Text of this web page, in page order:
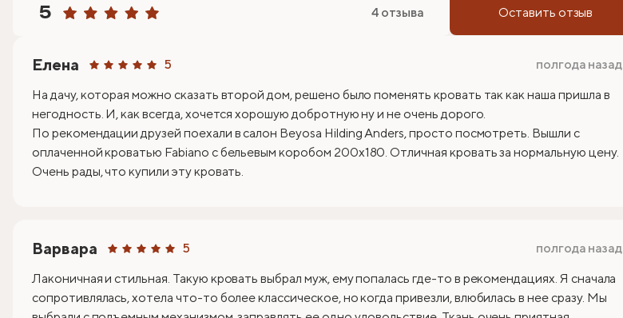
5 4 отзыва Оставить отзыв
Елена 5
полгода назад
На дачу, которая можно сказать второй дом, решено было поменять кровать так как наша пришла в
негодность. И, как всегда, хочется хорошую добротную ну и не очень дорого.
По рекомендации друзей поехали в салон Beyosa Hilding Anders, просто посмотреть. Вышли с
оплаченной кроватью Fabiano с бельевым коробом 200х180. Отличная кровать за нормальную цену.
Очень рады, что купили эту кровать.
Варвара 5
полгода назад
Лаконичная и стильная. Такую кровать выбрал муж, ему попалась где-то в рекомендациях. Я сначала
сопротивлялась, хотела что-то более классическое, но когда привезли, влюбилась в нее сразу. Мы